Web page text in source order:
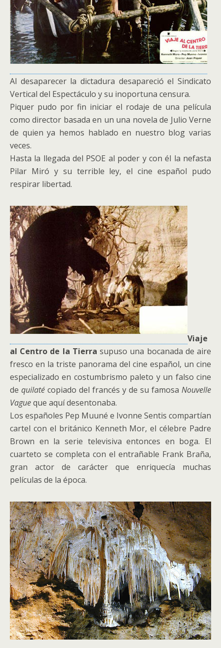
Al desaparecer la dictadura desapareció el Sindicato
Vertical del Espectáculo y su inoportuna censura.
Piquer pudo por fin iniciar el rodaje de una película
como director basada en un una novela de Julio Verne
de quien ya hemos hablado en nuestro blog varias
veces.
Hasta la llegada del PSOE al poder y con él la nefasta
Pilar Miró y su terrible ley, el cine español pudo
respirar libertad.
Viaje
al Centro de la Tierra supuso una bocanada de aire
fresco en la triste panorama del cine español, un cine
especializado en costumbrismo paleto y un falso cine
de quilaté copiado del francés y de su famosa Nouvelle
Vagueque aquí desentonaba.
Los españoles Pep Muuné e Ivonne Sentis compartían
cartel con el británico Kenneth Mor, el célebre Padre
Brown en la serie televisiva entonces en boga. El
cuarteto se completa con el entrañable Frank Braña,
gran actor de carácter que enriquecía muchas
películas de la época.